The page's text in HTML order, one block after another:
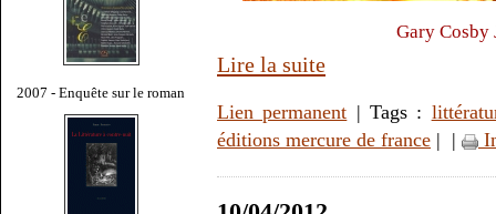
2007 - Enquête sur le roman
Gary Cosby
Lire la suite
Lien permanent | Tags :
éditions mercure de france | |